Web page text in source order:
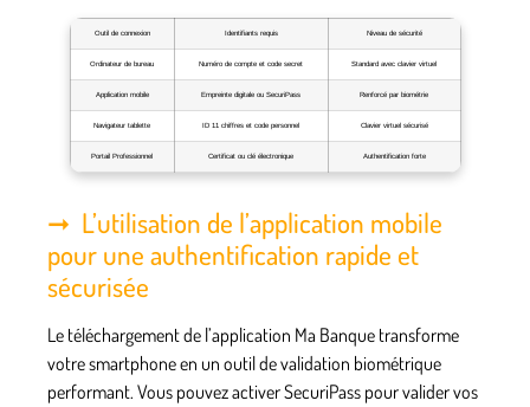
Outil de connexion Identifiants requis Niveau de sécurité
Ordinateur de bureau Numéro de compte et code secret Standard avec clavier virtuel
Application mobile Empreinte digitale ou SecuriPass Renforcé par biométrie
Navigateur tablette ID 11 chiffres et code personnel Clavier virtuel sécurisé
Portail Professionnel Certificat ou clé électronique Authentification forte
L’utilisation de l’application mobile
pour une authentification rapide et
sécurisée
Le téléchargement de l’application Ma Banque transforme
votre smartphone en un outil de validation biométrique
performant. Vous pouvez activerSecuriPass pour valider vos